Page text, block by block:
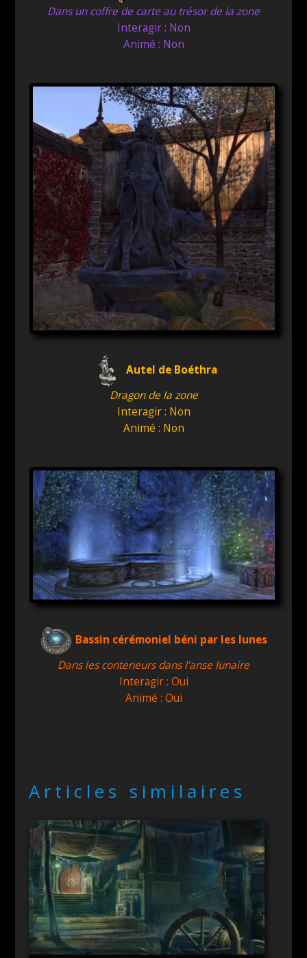
Dans un coffre de carte au trésor de la zone
Interagir : Non
Animé : Non
Autel de Boéthra
Dragon de la zone
Interagir : Non
Animé : Non
Bassin cérémoniel béni par les lunes
Dans les conteneurs dans l’anse lunaire
Interagir : Oui
Animé : Oui
Articles similaires